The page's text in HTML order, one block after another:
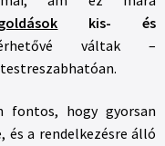
kis- és
váltak –
fontos, hogy gyorsan
és a rendelkezésre álló